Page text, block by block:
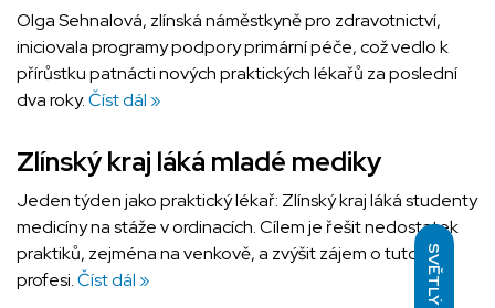
SVĚTLÝ
Olga Sehnalová, zlínská náměstkyně pro zdravotnictví,
iniciovala programy podpory primární péče, což vedlo k
přírůstku patnácti nových praktických lékařů za poslední
dva roky.Číst dál »
Zlínský kraj láká mladé mediky
Jeden týden jako praktický lékař: Zlínský kraj láká studenty
medicíny na stáže v ordinacích. Cílem je řešit nedostatek
praktiků, zejména na venkově, a zvýšit zájem o tuto
profesi.Číst dál »